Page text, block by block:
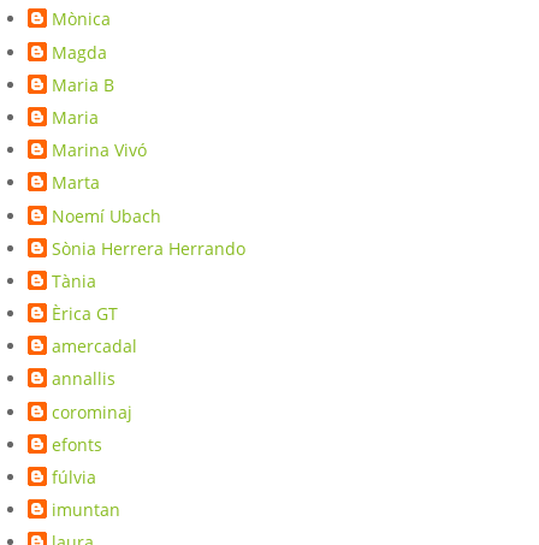
Mònica
Magda
Maria B
Maria
Marina Vivó
Marta
Noemí Ubach
Sònia Herrera Herrando
Tània
Èrica GT
amercadal
annallis
corominaj
efonts
fúlvia
imuntan